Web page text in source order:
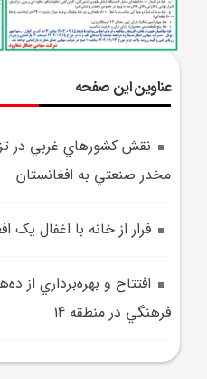
عناوین این صفحه
نقش کشورهاي غربي در
مخدر صنعتي به افغانستان
فرار از خانه با اغفال يک
افتتاح و بهره‌برداري از
فرهنگي در منطقه 14